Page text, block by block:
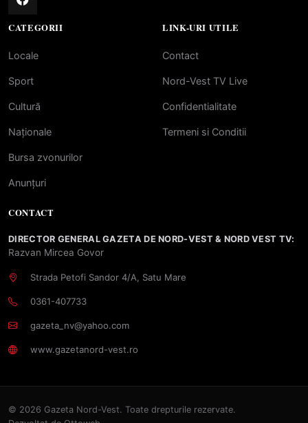
CATEGORII
Locale
Sport
Cultură
Naționale
Bursa zvonurilor
Anunțuri
LINK-URI UTILE
Contact
Nord-Vest TV Live
Confidentialitate
Termeni si Conditii
CONTACT
DIRECTOR GENERAL GAZETA DE NORD-VEST & NORD VEST TV:
Razvan Mircea Govor
Strada Petofi Sandor 4/A, Satu Mare
0361-407733
gazeta_nv@yahoo.com
www.gazetanord-vest.ro
© 2026 Gazeta Nord-Vest. Toate drepturile rezervate.